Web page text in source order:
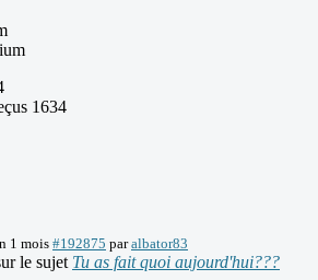
1634
1 mois #192875 paralbator83
le sujet Tu as fait quoi aujourd'hui???